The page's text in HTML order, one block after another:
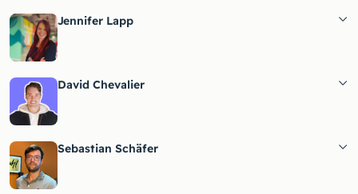
Jennifer Lapp
David Chevalier
Sebastian Schäfer